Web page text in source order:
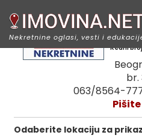
Mona
Redni
br.
063/8564-
Odaberite lokaciju za
Nekretnine oglasi, vesti i